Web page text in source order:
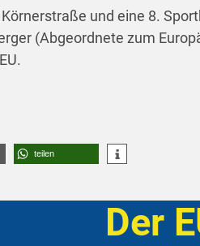
Körnerstraße und eine 8.
(Abgeordnete zum
teilen
Der